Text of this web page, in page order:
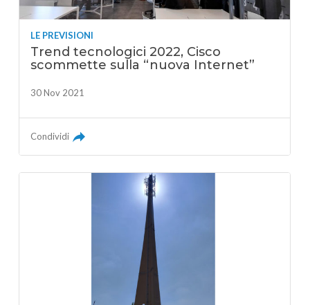
LE PREVISIONI
Trend tecnologici 2022, Cisco
scommette sulla “nuova Internet”
30 Nov 2021
Condividi